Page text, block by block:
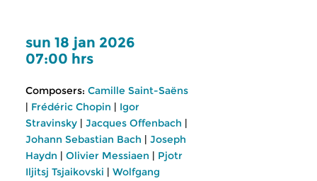
sun 18 jan 2026
07:00 hrs
Composers: Camille Saint-Saëns
| Frédéric Chopin | Igor
Stravinsky | Jacques Offenbach |
Johann Sebastian Bach | Joseph
Haydn | Olivier Messiaen | Pjotr
Iljitsj Tsjaikovski | Wolfgang